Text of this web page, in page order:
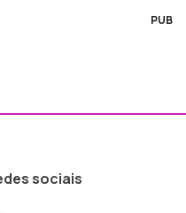
PUB
sociais